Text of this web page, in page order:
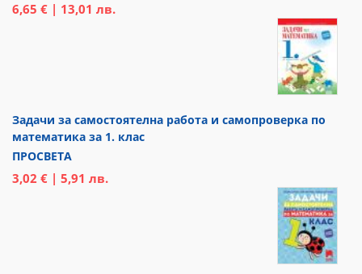
6,65 € | 13,01 лв.
Задачи за самостоятелна работа и самопроверка по
математика за 1. клас
ПРОСВЕТА
3,02 € | 5,91 лв.